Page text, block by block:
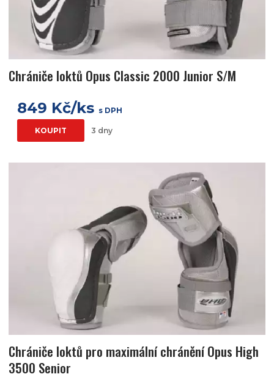
Chrániče loktů Opus Classic 2000 Junior S/M
849 Kč/ks s DPH
KOUPIT 3 dny
Chrániče loktů pro maximální chránění Opus High
3500 Senior